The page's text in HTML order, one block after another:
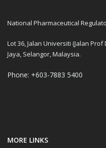
National Pharmaceutical
Lot 36, Jalan Universiti (Jalan
Jaya, Selangor, Malaysia.
Phone: +603-7883 5400
MORE LINKS